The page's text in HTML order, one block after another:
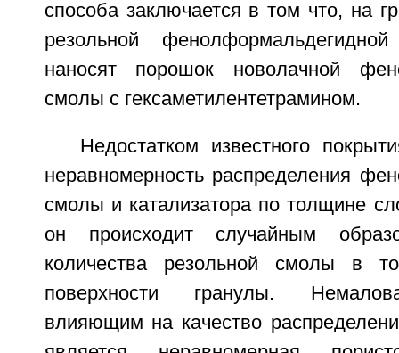
способа заключается в том что, на
резольной
наносят порошок новолачной
смолы с гексаметилентетрамином.
Недостатком известного
неравномерность распределения
смолы и катализатора по толщине
он происходит случайным
количества резольной смолы в
поверхности гранулы.
влияющим на качество